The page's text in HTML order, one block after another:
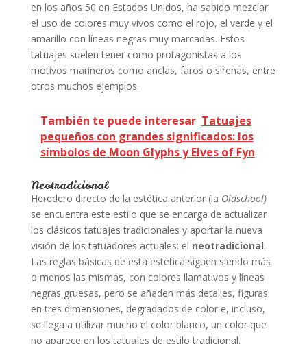
en los años 50 en Estados Unidos, ha sabido mezclar
el uso de colores muy vivos como el rojo, el verde y el
amarillo con líneas negras muy marcadas. Estos
tatuajes suelen tener como protagonistas a los
motivos marineros como anclas, faros o sirenas, entre
otros muchos ejemplos.
También te puede interesar Tatuajes
pequeños con grandes significados: los
símbolos de Moon Glyphs y Elves of Fyn
Neotradicional
Heredero directo de la estética anterior (la Oldschool)
se encuentra este estilo que se encarga de actualizar
los clásicos tatuajes tradicionales y aportar la nueva
visión de los tatuadores actuales: el neotradicional.
Las reglas básicas de esta estética siguen siendo más
o menos las mismas, con colores llamativos y líneas
negras gruesas, pero se añaden más detalles, figuras
en tres dimensiones, degradados de color e, incluso,
se llega a utilizar mucho el color blanco, un color que
no aparece en los tatuajes de estilo tradicional.